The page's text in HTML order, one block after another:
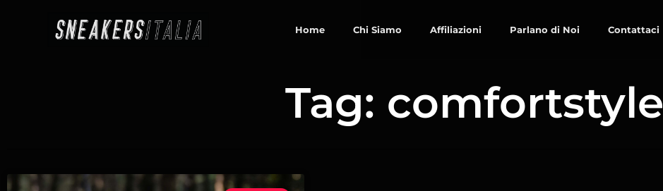
Home Chi Siamo Affiliazioni Parlano di Noi Contattaci
Tag: comfortstyle